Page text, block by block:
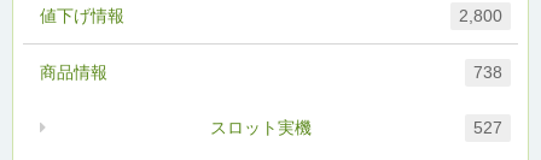
値下げ情報 2,800
商品情報 738
スロット実機 527